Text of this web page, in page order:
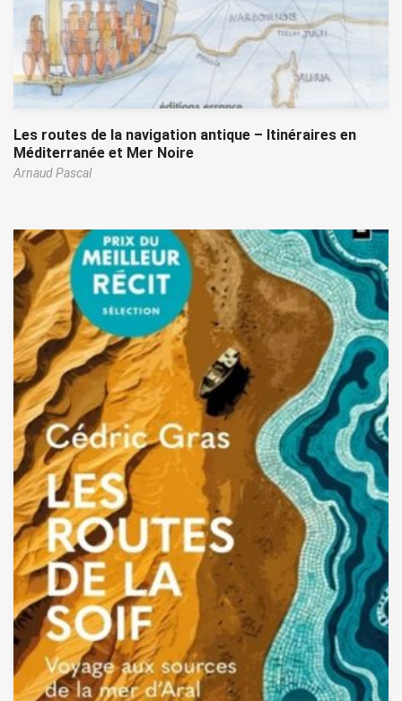
Les routes de la navigation antique – Itinéraires en
Méditerranée et Mer Noire
Arnaud Pascal